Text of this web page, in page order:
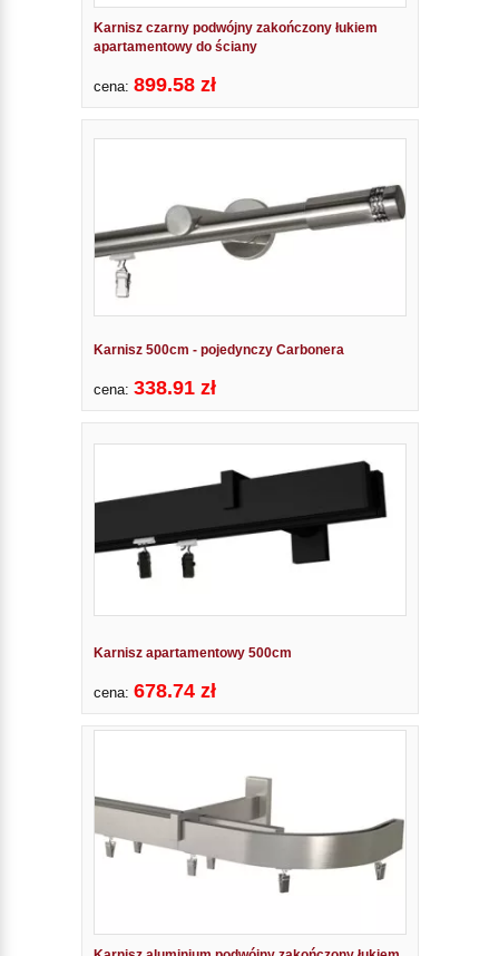
Karnisz czarny podwójny zakończony łukiem
apartamentowy do ściany
cena: 899.58 zł
Karnisz 500cm - pojedynczy Carbonera
cena: 338.91 zł
Karnisz apartamentowy 500cm
cena: 678.74 zł